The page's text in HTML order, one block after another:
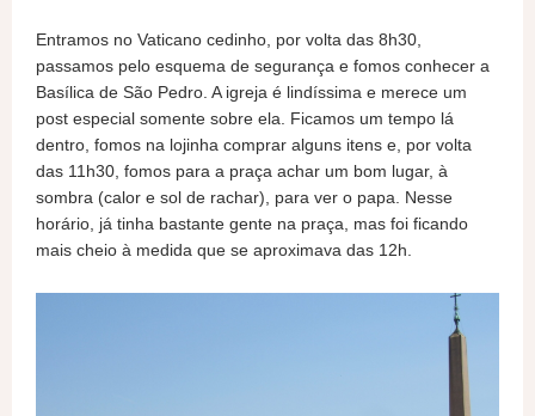
Entramos no Vaticano cedinho, por volta das 8h30,
passamos pelo esquema de segurança e fomos conhecer a
Basílica de São Pedro. A igreja é lindíssima e merece um
post especial somente sobre ela. Ficamos um tempo lá
dentro, fomos na lojinha comprar alguns itens e, por volta
das 11h30, fomos para a praça achar um bom lugar, à
sombra (calor e sol de rachar), para ver o papa. Nesse
horário, já tinha bastante gente na praça, mas foi ficando
mais cheio à medida que se aproximava das 12h.